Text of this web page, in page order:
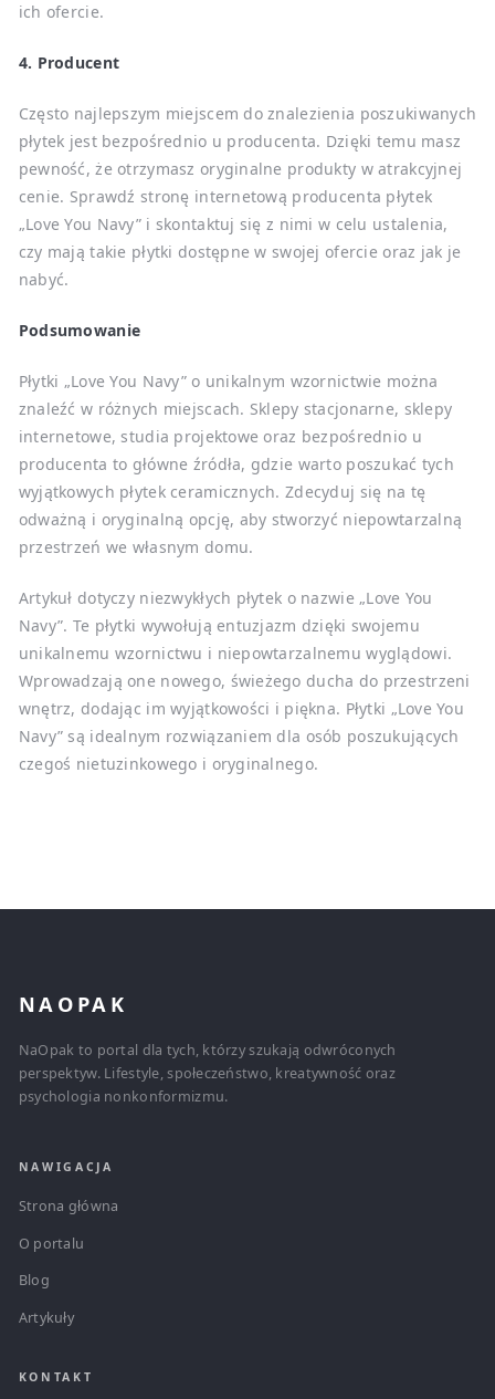
ich ofercie.
4. Producent
Często najlepszym miejscem do znalezienia poszukiwanych
płytek jest bezpośrednio u producenta. Dzięki temu masz
pewność, że otrzymasz oryginalne produkty w atrakcyjnej
cenie. Sprawdź stronę internetową producenta płytek
„Love You Navy” i skontaktuj się z nimi w celu ustalenia,
czy mają takie płytki dostępne w swojej ofercie oraz jak je
nabyć.
Podsumowanie
Płytki „Love You Navy” o unikalnym wzornictwie można
znaleźć w różnych miejscach. Sklepy stacjonarne, sklepy
internetowe, studia projektowe oraz bezpośrednio u
producenta to główne źródła, gdzie warto poszukać tych
wyjątkowych płytek ceramicznych. Zdecyduj się na tę
odważną i oryginalną opcję, aby stworzyć niepowtarzalną
przestrzeń we własnym domu.
Artykuł dotyczy niezwykłych płytek o nazwie „Love You
Navy”. Te płytki wywołują entuzjazm dzięki swojemu
unikalnemu wzornictwu i niepowtarzalnemu wyglądowi.
Wprowadzają one nowego, świeżego ducha do przestrzeni
wnętrz, dodając im wyjątkowości i piękna. Płytki „Love You
Navy” są idealnym rozwiązaniem dla osób poszukujących
czegoś nietuzinkowego i oryginalnego.
NAOPAK
NaOpak to portal dla tych, którzy szukają odwróconych
perspektyw. Lifestyle, społeczeństwo, kreatywność oraz
psychologia nonkonformizmu.
NAWIGACJA
Strona główna
O portalu
Blog
Artykuły
KONTAKT